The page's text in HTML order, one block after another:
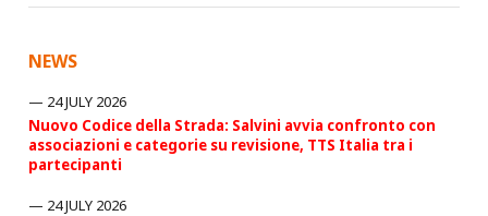
NEWS
24 JULY 2026
Nuovo Codice della Strada: Salvini avvia confronto con
associazioni e categorie su revisione, TTS Italia tra i
partecipanti
24 JULY 2026